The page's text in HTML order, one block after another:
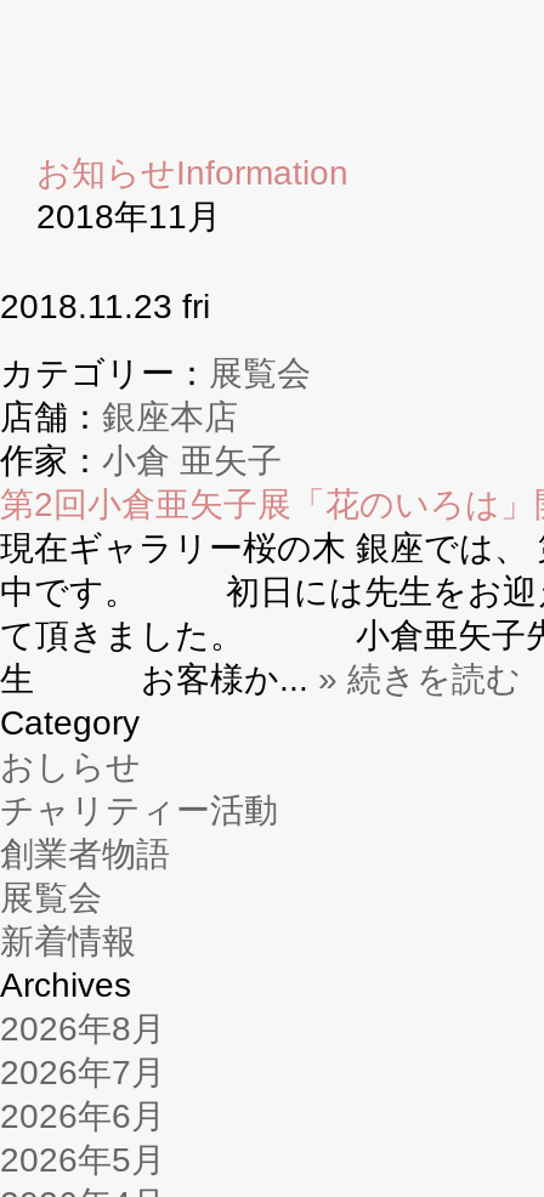
お知らせInformation
2018年11月
2018.11.23 fri
カテゴリー： 展覧会
店舗： 銀座本店
作家： 小倉 亜矢子
第2回小倉亜矢子展「花のいろは」
現在ギャラリー桜の木 銀座では
中です。 初日には先生をお迎
て頂きました。 小倉亜矢子
生 お客様か... » 続きを読む
Category
おしらせ
チャリティー活動
創業者物語
展覧会
新着情報
Archives
2026年8月
2026年7月
2026年6月
2026年5月